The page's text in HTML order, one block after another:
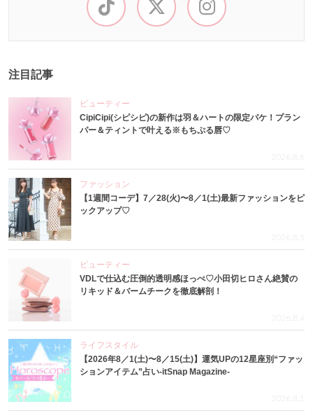
注目記事
ビューティー
CipiCipi(シピシピ)の新作は羽＆ハートの限定パケ！プラン
パー＆ティントで叶える※もちぷる唇♡
2026.8.6
ファッション
【1週間コーデ】7／28(火)〜8／1(土)最新ファッションをピ
ックアップ♡
2026.8.5
ビューティー
VDLで仕込む圧倒的透明感ほっぺ♡小田切ヒロさん絶賛の
リキッド＆バームチークを徹底解剖！
2026.8.4
ライフスタイル
【2026年8／1(土)〜8／15(土)】運気UPの12星座別“ファッ
ションアイテム”占い-itSnap Magazine-
2026.8.1